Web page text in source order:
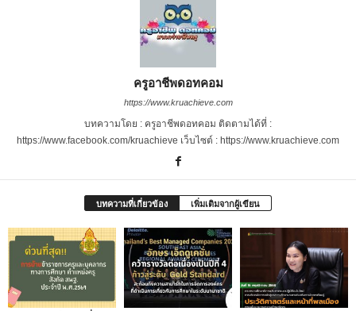
ครูอาชีพดอทคอม
https://www.kruachieve.com
บทความโดย : ครูอาชีพดอทคอม ติดตามได้ที่ :
https://www.facebook.com/kruachieve เว็บไซต์ : https://www.kruachieve.com
บทความที่เกี่ยวข้อง เพิ่มเติมจากผู้เขียน